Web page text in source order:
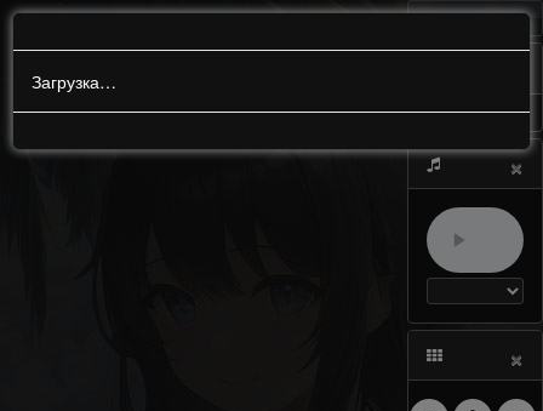
Загрузка…
МЕНЮ
×
×